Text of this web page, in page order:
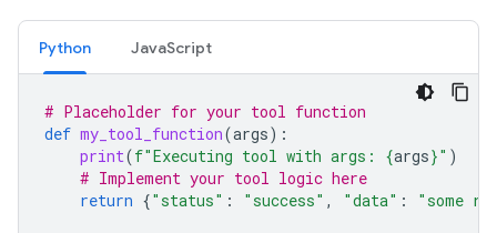
Python JavaScript
# Placeholder for your tool function
def my_tool_function(args):
print(f"Executing tool with args: {args}" )
# Implement your tool logic here
return {"status" : "success" , "data" : "some